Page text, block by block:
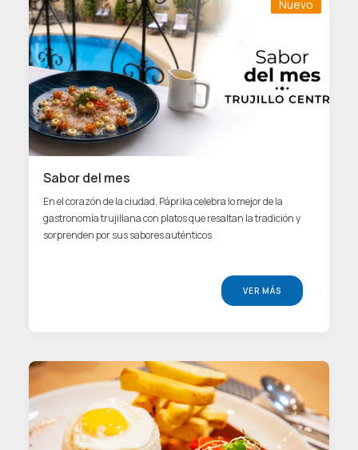
Nuevo
Sabor del mes
En el corazón de la ciudad, Páprika celebra lo mejor de la
gastronomía trujillana con platos que resaltan la tradición y
sorprenden por sus sabores auténticos
VER MÁS